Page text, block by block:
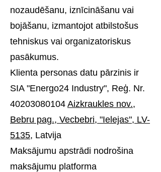
nozaudēšanu, iznīcināšanu vai
bojāšanu, izmantojot atbilstošus
tehniskus vai organizatoriskus
pasākumus.
Klienta personas datu pārzinis ir
SIA "Energo24 Industry", Reģ. Nr.
40203080104 Aizkraukles nov.,
Bebru pag., Vecbebri, "Ielejas", LV-
5135, Latvija
Maksājumu apstrādi nodrošina
maksājumu platforma